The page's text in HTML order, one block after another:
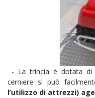
- La trincia è dotata di
cerniere si può
l’utilizzo di attrezzi)